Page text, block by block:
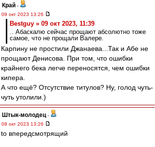
Край -
09 окт 2023 13:26
Bestguy » 09 окт 2023, 11:39
.. Абаскалю сейчас прощают абсолютно тоже
самое, что не прощали Валере.
Карпину не простили Джанаева...Так и Абе не
прощают Денисова. При том, что ошибки
крайнего бека легче переносятся, чем ошибки
кипера.
А что ещё? Отсутствие титулов? Ну, голод чуть-
чуть утолили.)
Штык-молодец -
09 окт 2023 13:26
to впередсмотрящий